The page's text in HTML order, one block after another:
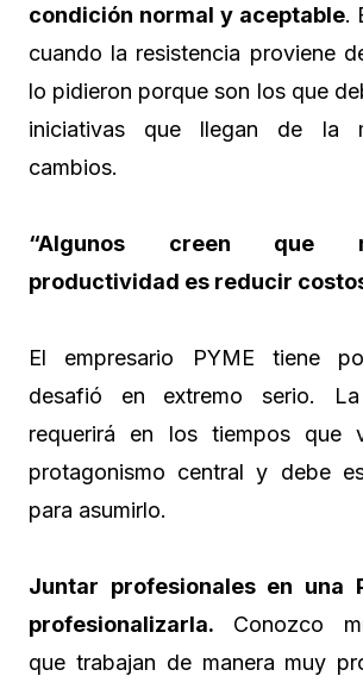
condición normal y aceptable.
cuando la resistencia proviene
lo pidieron porque son los que
iniciativas que llegan de la
cambios.
“Algunos creen que
productividad es reducir
El empresario PYME tiene
desafió en extremo serio.
requerirá en los tiempos que
protagonismo central y debe
para asumirlo.
Juntar profesionales en una
profesionalizarla. Conozco
que trabajan de manera muy